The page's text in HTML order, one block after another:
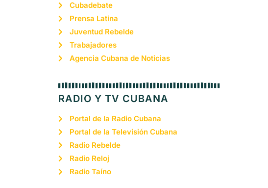
Cubadebate
Prensa Latina
Juventud Rebelde
Trabajadores
Agencia Cubana de Noticias
RADIO Y TV CUBANA
Portal de la Radio Cubana
Portal de la Televisión Cubana
Radio Rebelde
Radio Reloj
Radio Taíno